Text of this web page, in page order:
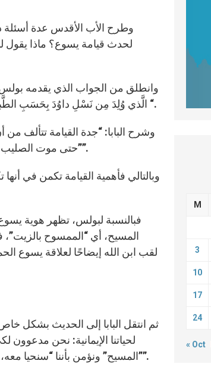
وطرح الأب الأقدس عدة أسئلة
وانطلق من الجواب الذي يقدمه بولس
الَّذي وُلِدَ مِن نَسْلِ داوُدَ بِحَسَبِ الطَّبيعةِ البَشَرِيَّة، وجُعِلَ ابنَ اللهِ في القُدرَةِ، بِحَسَبِ روحِ القَداسة، بِقِيامتِه مِن بَينِ الأَموات “.
وشرح البابا: “جدة القيامة تتألف
حتى موت الصليب يستطيع أن يقول الآن إلى الأحد عشر: “لقد أُعطيت كل سلطان في السماوات والأرض””.
وبالتالي فأهمية القيامة تكمن في
فبالنسبة لبولس، تظهر هوية
المسيح، أي “الممسوح
لقب ابن الله إيضاحًا لعلاقة يسوع
ثم انتقل البابا إلى الحديث بشكل
لحياتنا الإيمانية: نحن
المسيح” ونؤمن بأننا “سنحيا معه، عالمين بأن المسيح قام من بين الأموات ولن يموت أبدًا؛ لقد أبطل سلطان الموت علينا””.
M
3
10
17
24
« Oct